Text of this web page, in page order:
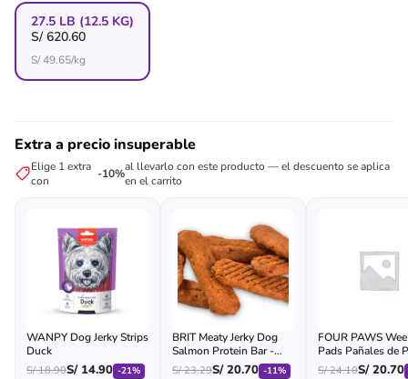
27.5 LB (12.5 KG)
S/620.60
S/49.65/kg
Extra a precio insuperable
Elige 1 extra
con
-10%al llevarlo con este producto — el descuento se aplica
en el carrito
WANPY Dog Jerky Strips
Duck
S/18.90S/14.90 -21%
BRIT Meaty Jerky Dog
Salmon Protein Bar -
Pouch
S/23.29S/20.70 -11%
FOUR PAWS
Pads Pañales de
para Perro
S/24.10S/20.70